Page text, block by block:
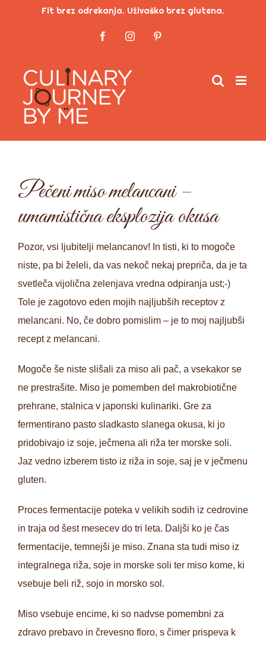
Fit brez odrekanja. Uživaško brez glutena.
FacebookInstagram
Pečeni miso melancani –
umamistična eksplozija okusa
Pozor, vsi ljubitelji melancanov! In tisti, ki to mogoče
niste, pa bi želeli, da vas nekoč nekaj prepriča, da je ta
svetleča vijolična zelenjava vredna odpiranja ust;-)
Tole je zagotovo eden mojih najljubših receptov z
melancani. No, če dobro pomislim – je to moj najljubši
recept z melancani.
Mogoče še niste slišali za miso ali pač, a vsekakor se
ne prestrašite. Miso je pomemben del makrobiotične
prehrane, stalnica v japonski kulinariki. Gre za
fermentirano pasto sladkasto slanega okusa, ki jo
pridobivajo iz soje, ječmena ali riža ter morske soli.
Jaz vedno izberem tisto iz riža in soje, saj je v ječmenu
gluten.
Proces fermentacije poteka v velikih sodih iz cedrovine
in traja od šest mesecev do tri leta. Daljši ko je čas
fermentacije, temnejši je miso. Znana sta tudi miso iz
integralnega riža, soje in morske soli ter miso kome, ki
vsebuje beli riž, sojo in morsko sol.
Miso vsebuje encime, ki so nadvse pomembni za
zdravo prebavo in črevesno floro, s čimer prispeva k